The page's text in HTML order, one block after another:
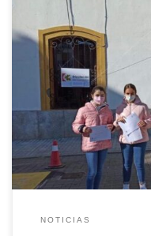
El pasado 25 de
conmemoración del
realizó una
como homenaje a las
nuestro país y con el
y […]
NOTICIAS